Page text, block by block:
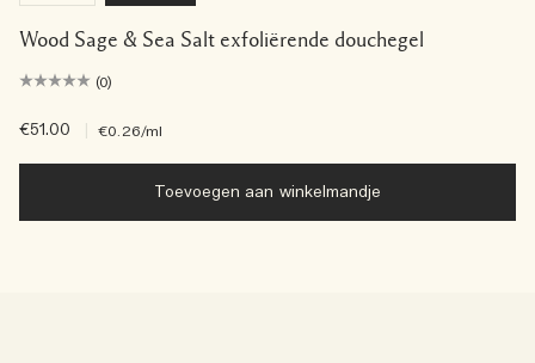
Wood Sage & Sea Salt exfoliërende douchegel
(0)
€51.00 €0.26/ml
Toevoegen aan winkelmandje